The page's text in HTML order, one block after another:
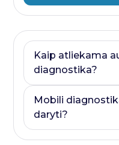
Kaip atliekama
diagnostika?
Ji visada
diagnostikos ir
Mobili
daryti?